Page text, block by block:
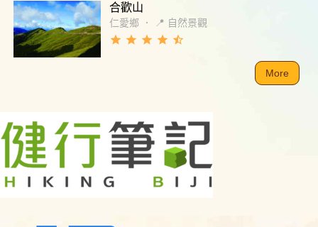
合歡山
仁愛鄉 ． 📍 自然景觀
grade grade grade grade star_half
More